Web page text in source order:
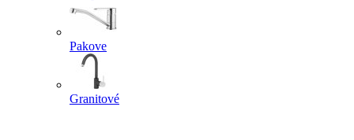
Pakove
Granitové